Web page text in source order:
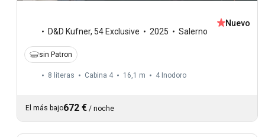
D&D Kufner, 54 Exclusive 2025 Salerno
Nuevo
sin Patron
8 literas Cabina 4 16,1 m 4 Inodoro
El más bajo672 € / noche